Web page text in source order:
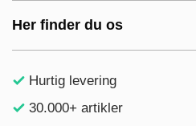
Her finder du os
Hurtig levering
30.000+ artikler